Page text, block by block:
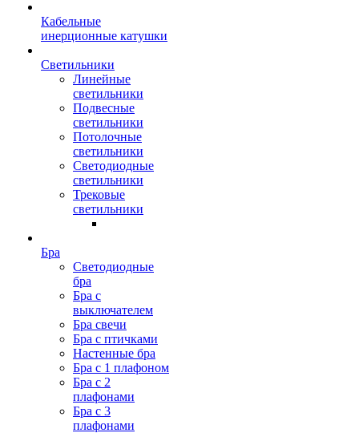
Кабельные
инерционные катушки
Светильники
Линейные
светильники
Подвесные
светильники
Потолочные
светильники
Светодиодные
светильники
Трековые
светильники
Бра
Светодиодные
бра
Бра с
выключателем
Бра свечи
Бра с птичками
Настенные бра
Бра с 1 плафоном
Бра с 2
плафонами
Бра с 3
плафонами